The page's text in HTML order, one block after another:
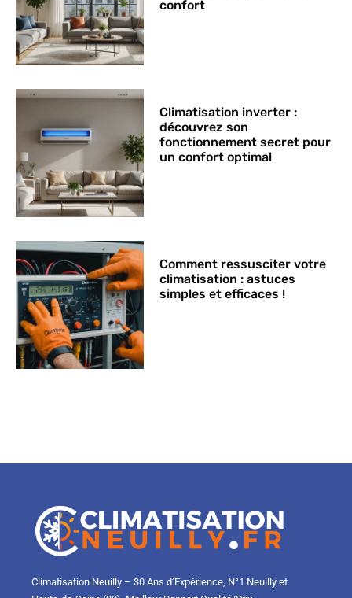
confort
Climatisation inverter :
découvrez son
fonctionnement secret pour
un confort optimal
Comment ressusciter votre
climatisation : astuces
simples et efficaces !
Climatisation Neuilly – 30 Ans d’Expérience, N°1 Neuilly et